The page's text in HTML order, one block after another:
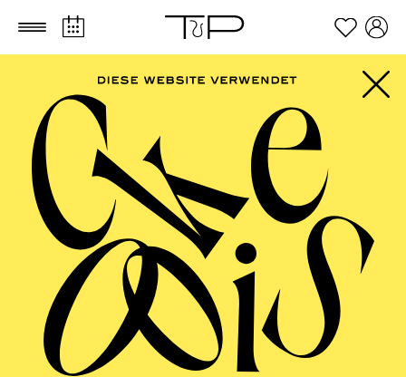
Zum Hauptinhalt springen Zum Footer springen
FILTER
MARCH 2027
PHILHARMONIE ESSEN
Monday
01.03.2027
10:00 - 10:45
RWE Pavillon